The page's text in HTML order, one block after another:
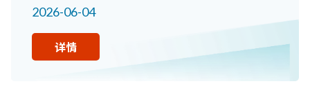
及领队执业备案申请。欢迎香港
持牌领队及持牌导游报名参加！
2026-06-04
详情